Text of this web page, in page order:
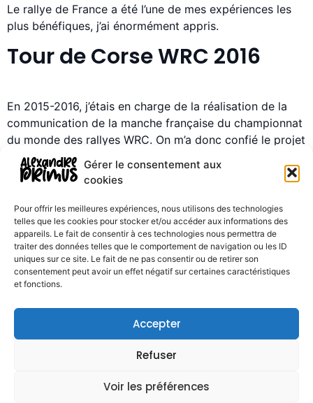
Gérer le consentement aux
cookies
Pour offrir les meilleures expériences, nous utilisons des technologies
telles que les cookies pour stocker et/ou accéder aux informations des
appareils. Le fait de consentir à ces technologies nous permettra de
traiter des données telles que le comportement de navigation ou les ID
uniques sur ce site. Le fait de ne pas consentir ou de retirer son
consentement peut avoir un effet négatif sur certaines caractéristiques
et fonctions.
Accepter
Refuser
Voir les préférences
Le rallye de France a été l’une de mes expériences les
plus bénéfiques, j’ai énormément appris.
Tour de Corse WRC 2016
En 2015-2016, j’étais en charge de la réalisation de la
communication de la manche française du championnat
du monde des rallyes WRC. On m’a donc confié le projet
de réalisation des affiches de l’événement que j’ai pu
décliner sur plusieurs supports de communication. Le
meilleurs pilotes mondiaux de la discipline.
←Suivant